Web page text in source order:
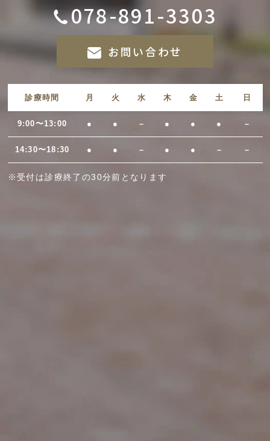
078-891-3303
お問い合わせ
診療時間 月 火 水 木 金 土 日
9:00〜13:00 ● ● – ● ● ● –
14:30〜18:30 ● ● – ● ● – –
※受付は診療終了の30分前となります